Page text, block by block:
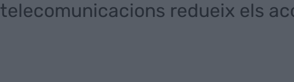
redueix els